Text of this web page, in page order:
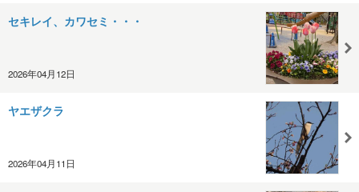
セキレイ、カワセミ・・・
2026年04月12日
ヤエザクラ
2026年04月11日